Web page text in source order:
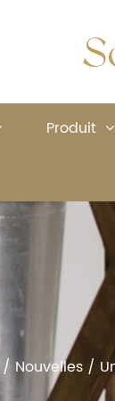
Produit
/ Nouvelles /